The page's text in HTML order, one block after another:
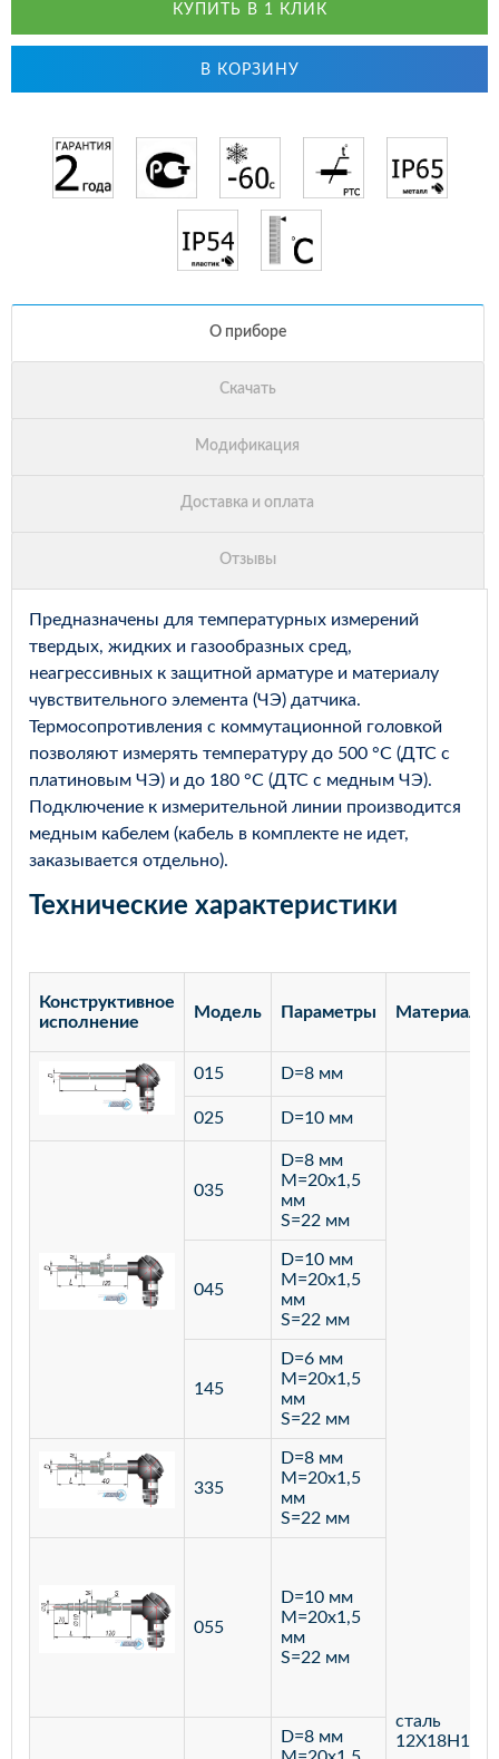
КУПИТЬ В 1 КЛИК
В КОРЗИНУ
Предназначены для температурных измерений
твердых, жидких и газообразных сред,
неагрессивных к защитной арматуре и материалу
чувствительного элемента (ЧЭ) датчика.
Термосопротивления с коммутационной головкой
позволяют измерять температуру до 500 °С (ДТС с
платиновым ЧЭ) и до 180 °С (ДТС с медным ЧЭ).
Подключение к измерительной линии производится
медным кабелем (кабель в комплекте не идет,
заказывается отдельно).
Технические характеристики
Конструктивное
исполнение
Модель Параметры Материал
015 D=8 мм
сталь
12Х18Н10Т
025 D=10 мм
035
D=8 мм
M=20х1,5
мм
S=22 мм
045
D=10 мм
M=20х1,5
мм
S=22 мм
145
D=6 мм
M=20х1,5
мм
S=22 мм
335
D=8 мм
M=20х1,5
мм
S=22 мм
055
D=10 мм
M=20х1,5
мм
S=22 мм
D=8 мм